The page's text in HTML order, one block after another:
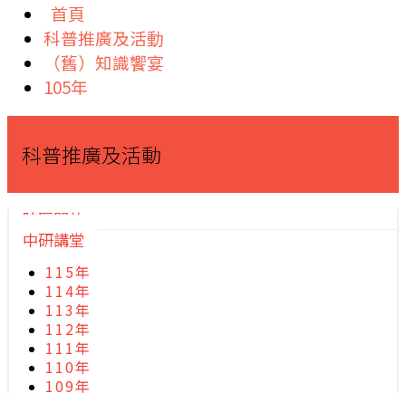
首頁
科普推廣及活動
（舊）知識饗宴
105年
科普推廣及活動
院區開放
中研講堂
115年
114年
113年
112年
111年
110年
109年